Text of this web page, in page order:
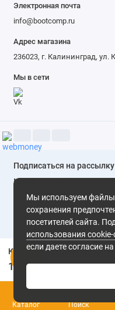
Каталог Поиск
Коммутатор CUDY
11 660 ₽
Уровень шума
питания
мощность
Дополнительно
Ширина
Глубина
Высота
Ширина упаковки
Мы используем файлы
сохранения
посетителей сайта.
использования
если даете согласие
Электронная почта
info@bootcomp.ru
Адрес магазина
236023, г. Калининград, ул.
Мы в сети
Подписаться на рассылку
Мы не будем присылать
выгодные предложения
обработку персональных